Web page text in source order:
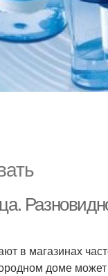
в магазинах
доме